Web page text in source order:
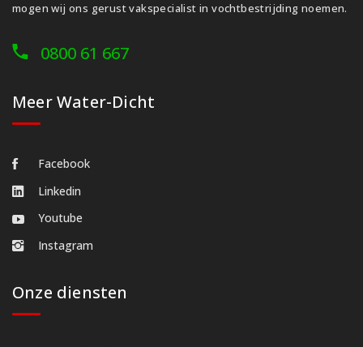
mogen wij ons gerust vakspecialist in vochtbestrijding noemen.
0800 61 667
Meer Water-Dicht
Facebook
Linkedin
Youtube
Instagram
Onze diensten